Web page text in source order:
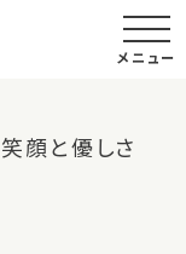
メニュー
顔と優しさ